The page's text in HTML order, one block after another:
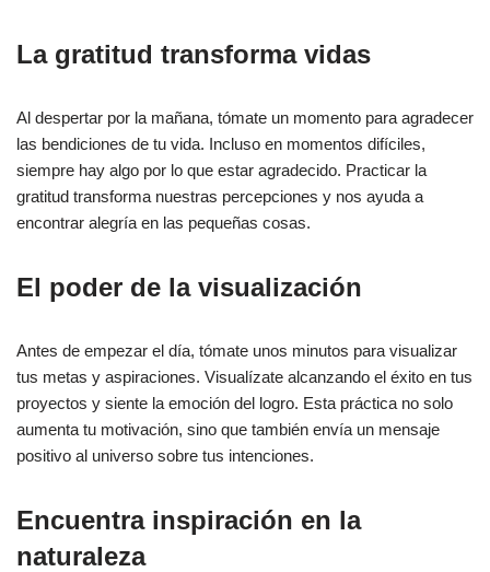
La gratitud transforma vidas
Al despertar por la mañana, tómate un momento para agradecer
las bendiciones de tu vida. Incluso en momentos difíciles,
siempre hay algo por lo que estar agradecido. Practicar la
gratitud transforma nuestras percepciones y nos ayuda a
encontrar alegría en las pequeñas cosas.
El poder de la visualización
Antes de empezar el día, tómate unos minutos para visualizar
tus metas y aspiraciones. Visualízate alcanzando el éxito en tus
proyectos y siente la emoción del logro. Esta práctica no solo
aumenta tu motivación, sino que también envía un mensaje
positivo al universo sobre tus intenciones.
Encuentra inspiración en la
naturaleza